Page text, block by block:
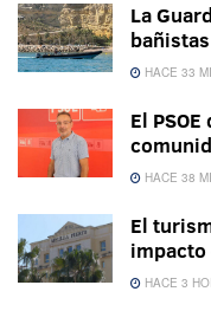
La
HACE 33
El
HACE 38
El
HACE 3